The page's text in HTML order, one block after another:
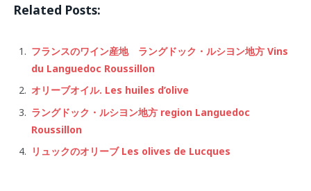
Related Posts:
フランスのワイン産地 ラングドック・ルシヨン地方 Vins
du Languedoc Roussillon
オリーブオイル. Les huiles d’olive
ラングドック・ルシヨン地方 region Languedoc
Roussillon
リュックのオリーブ Les olives de Lucques